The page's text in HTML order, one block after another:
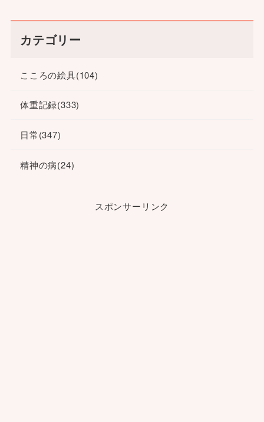
カテゴリー
こころの絵具(104)
体重記録(333)
日常(347)
精神の病(24)
スポンサーリンク